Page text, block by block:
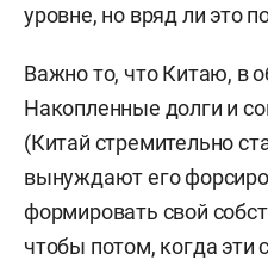
уровне, но вряд ли это
Важно то, что Китаю, в
Накопленные долги и
(Китай стремительно
вынуждают его
формировать свой
чтобы потом, когда эти